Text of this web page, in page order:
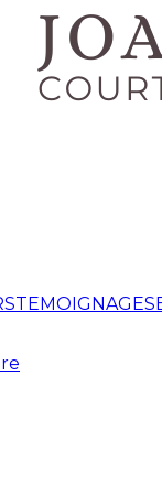
TEMOIGNAGES